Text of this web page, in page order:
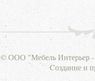
© ООО "Мебель Интерьер -
Cоздание и